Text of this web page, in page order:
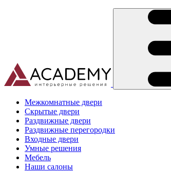
Межкомнатные двери
Скрытые двери
Раздвижные двери
Раздвижные перегородки
Входные двери
Умные решения
Мебель
Наши салоны